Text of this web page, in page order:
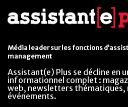
Média leader sur les fonctions
management
Assistant(e) Plus se décline en
informationnel complet :
web, newsletters thématiques,
événements.